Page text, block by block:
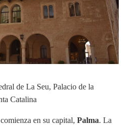
de La Seu, Palacio de la
Catalina
en su capital, Palma. La